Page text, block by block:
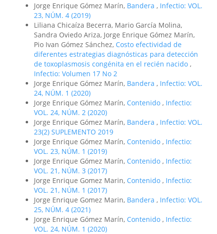
Jorge Enrique Gómez Marín, Bandera , Infectio: VOL.
23, NÚM. 4 (2019)
Liliana Chicaíza Becerra, Mario García Molina,
Sandra Oviedo Ariza, Jorge Enrique Gómez Marín,
Pio Ivan Gómez Sánchez, Costo efectividad de
diferentes estrategias diagnósticas para detección
de toxoplasmosis congénita en el recién nacido ,
Infectio: Volumen 17 No 2
Jorge Enrique Gómez Marín, Bandera , Infectio: VOL.
24, NÚM. 1 (2020)
Jorge Enrique Gómez Marín, Contenido , Infectio:
VOL. 24, NÚM. 2 (2020)
Jorge Enrique Gómez Marín, Bandera , Infectio: VOL.
23(2) SUPLEMENTO 2019
Jorge Enrique Gómez Marín, Contenido , Infectio:
VOL. 23, NÚM. 1 (2019)
Jorge Enrique Gómez Marín, Contenido , Infectio:
VOL. 21, NÚM. 3 (2017)
Jorge Enrique Gomez Marin, Contenido , Infectio:
VOL. 21, NÚM. 1 (2017)
Jorge Enrique Gomez Marin, Bandera , Infectio: VOL.
25, NÚM. 4 (2021)
Jorge Enrique Gómez Marín, Contenido , Infectio:
VOL. 24, NÚM. 1 (2020)